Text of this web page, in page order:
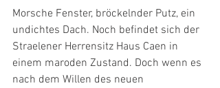
Morsche Fenster, bröckelnder Putz, ein
undichtes Dach. Noch befindet sich der
Straelener Herrensitz Haus Caen in
einem maroden Zustand. Doch wenn es
nach dem Willen des neuen